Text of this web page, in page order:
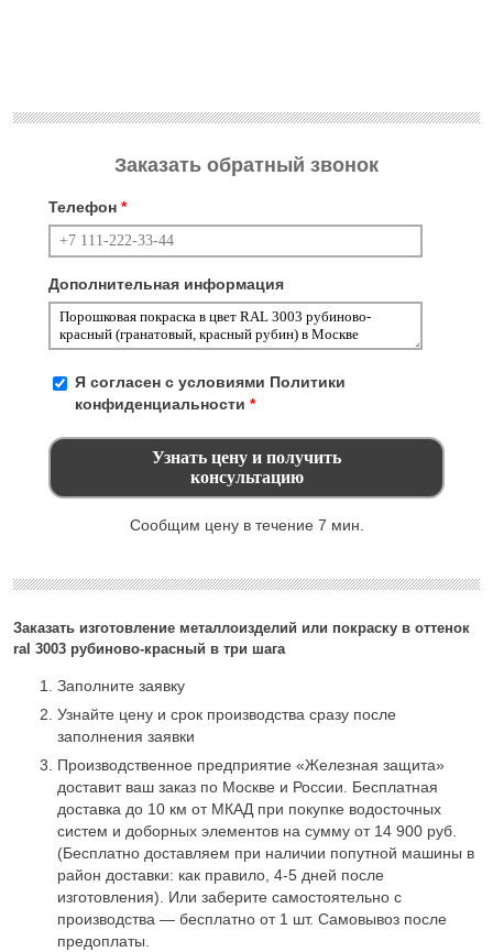
Заказать изготовление металлоизделий или покраску в оттенок
ral 3003 рубиново-красный в три шага
Заполните заявку
Узнайте цену и срок производства сразу после
заполнения заявки
Производственное предприятие «Железная защита»
доставит ваш заказ по Москве и России. Бесплатная
доставка до 10 км от МКАД при покупке водосточных
систем и доборных элементов на сумму от 14 900 руб.
(Бесплатно доставляем при наличии попутной машины в
район доставки: как правило, 4-5 дней после
изготовления). Или заберите самостоятельно с
производства — бесплатно от 1 шт. Самовывоз после
предоплаты.
Заказать обратный звонок
Телефон *
Дополнительная информация
Я согласен с условиями Политики
конфиденциальности *
Сообщим цену в течение 7 мин.